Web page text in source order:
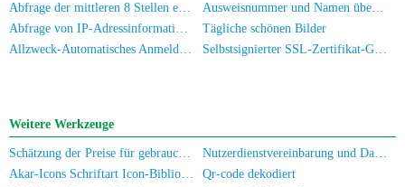
Abfrage der mittleren 8 Stellen eines Personalausweises
Ausweisnummer und Namen überprüfen
Abfrage von IP-Adressinformationen
Tägliche schönen Bilder
Allzweck-Automatisches Anmelde-Werkzeug
Selbstsignierter SSL-Zertifikat-Generator
Weitere Werkzeuge
Schätzung der Preise für gebrauchte Computers/Handys
Nutzerdienstvereinbarung und Datenschutzrichtlinie
Akar-Icons Schriftart Icon-Bibliothek
Qr-code dekodiert